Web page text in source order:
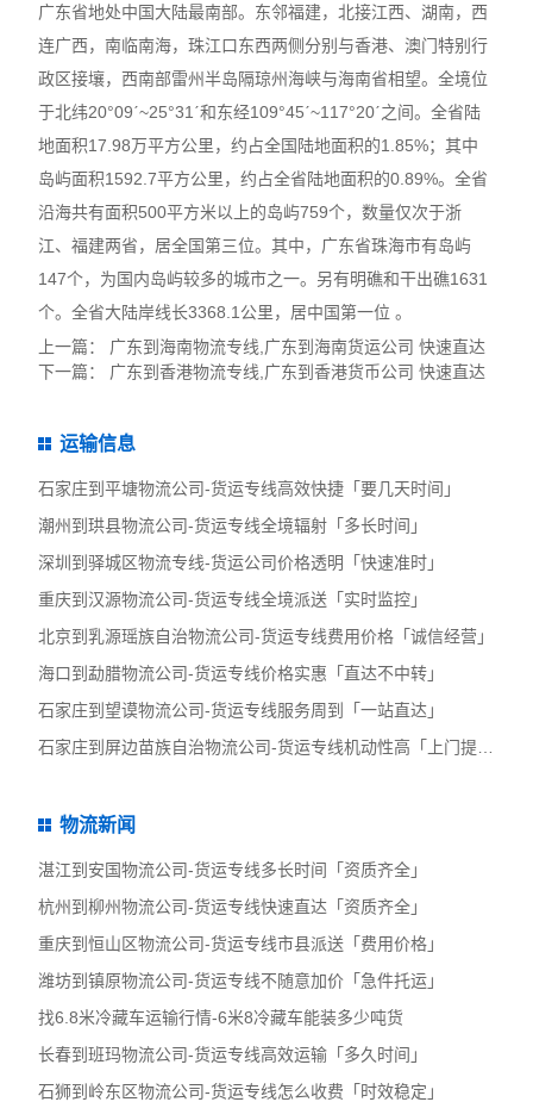
广东省地处中国大陆最南部。东邻福建，北接江西、湖南，西
连广西，南临南海，珠江口东西两侧分别与香港、澳门特别行
政区接壤，西南部雷州半岛隔琼州海峡与海南省相望。全境位
于北纬20°09ˊ~25°31ˊ和东经109°45ˊ~117°20ˊ之间。全省陆
地面积17.98万平方公里，约占全国陆地面积的1.85%；其中
岛屿面积1592.7平方公里，约占全省陆地面积的0.89%。全省
沿海共有面积500平方米以上的岛屿759个，数量仅次于浙
江、福建两省，居全国第三位。其中，广东省珠海市有岛屿
147个，为国内岛屿较多的城市之一。另有明礁和干出礁1631
个。全省大陆岸线长3368.1公里，居中国第一位 。
上一篇： 广东到海南物流专线,广东到海南货运公司 快速直达
下一篇： 广东到香港物流专线,广东到香港货币公司 快速直达
运输信息
石家庄到平塘物流公司-货运专线高效快捷「要几天时间」
潮州到珙县物流公司-货运专线全境辐射「多长时间」
深圳到驿城区物流专线-货运公司价格透明「快速准时」
重庆到汉源物流公司-货运专线全境派送「实时监控」
北京到乳源瑶族自治物流公司-货运专线费用价格「诚信经营」
海口到勐腊物流公司-货运专线价格实惠「直达不中转」
石家庄到望谟物流公司-货运专线服务周到「一站直达」
物流新闻
湛江到安国物流公司-货运专线多长时间「资质齐全」
杭州到柳州物流公司-货运专线快速直达「资质齐全」
重庆到恒山区物流公司-货运专线市县派送「费用价格」
潍坊到镇原物流公司-货运专线不随意加价「急件托运」
找6.8米冷藏车运输行情-6米8冷藏车能装多少吨货
长春到班玛物流公司-货运专线高效运输「多久时间」
石狮到岭东区物流公司-货运专线怎么收费「时效稳定」